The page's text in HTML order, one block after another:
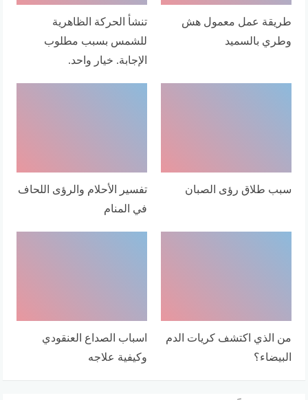
طريقة عمل معمول هش
وطري بالسميد
تنشأ الحركة الظاهرية
للشمس بسبب مطلوب
الإجابة. خيار واحد.
سبب طلاق رؤى الصبان
تفسير الأحلام والرؤى اللحاف
في المنام
من الذي اكتشف كريات الدم
البيضاء؟
اسباب الصداع العنقودي
وكيفية علاجه